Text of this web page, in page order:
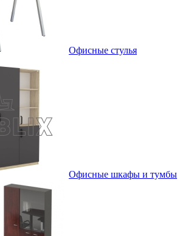
Офисные стулья
Офисные шкафы и тумбы